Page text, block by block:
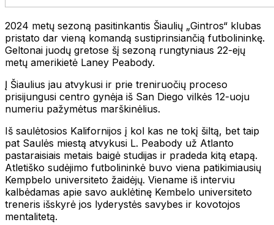
2024 metų sezoną pasitinkantis Šiaulių „Gintros“ klubas
pristato dar vieną komandą sustiprinsiančią futbolininkę.
Geltonai juodų gretose šį sezoną rungtyniaus 22-ejų
metų amerikietė Laney Peabody.
Į Šiaulius jau atvykusi ir prie treniruočių proceso
prisijungusi centro gynėja iš San Diego vilkės 12-uoju
numeriu pažymėtus marškinėlius.
Iš saulėtosios Kalifornijos į kol kas ne tokį šiltą, bet taip
pat Saulės miestą atvykusi L. Peabody už Atlanto
pastaraisiais metais baigė studijas ir pradeda kitą etapą.
Atletiško sudėjimo futbolininkė buvo viena patikimiausių
Kempbelo universiteto žaidėjų. Viename iš interviu
kalbėdamas apie savo auklėtinę Kembelo universiteto
treneris išskyrė jos lyderystės savybes ir kovotojos
mentalitetą.